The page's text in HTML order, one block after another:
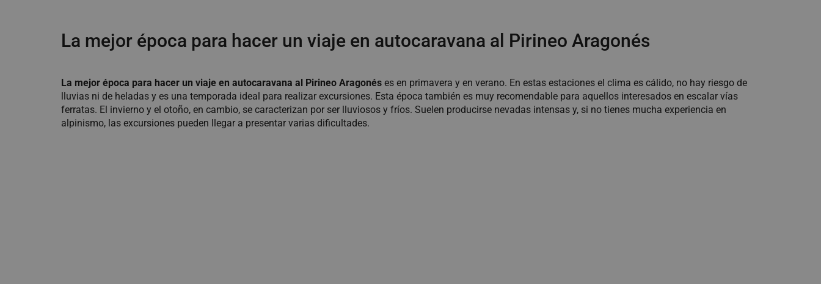
La mejor época para hacer un viaje en autocaravana al Pirineo Aragonés
La mejor época para hacer un viaje en autocaravana al Pirineo Aragonés es en primavera y en verano. En estas estaciones el clima es cálido, no hay riesgo de
lluvias ni de heladas y es una temporada ideal para realizar excursiones. Esta época también es muy recomendable para aquellos interesados en escalar vías
ferratas. El invierno y el otoño, en cambio, se caracterizan por ser lluviosos y fríos. Suelen producirse nevadas intensas y, si no tienes mucha experiencia en
alpinismo, las excursiones pueden llegar a presentar varias dificultades.